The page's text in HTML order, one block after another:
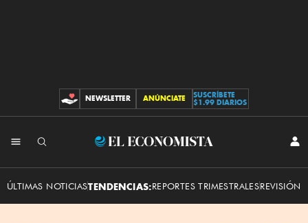
CONTRIBUCIONES
NEWSLETTER ANÚNCIATE
SUSCRÍBETE
$1.99 DIARIOS
El
ÚLTIMAS NOTICIASTENDENCIAS:REPORTES TRIMESTRALESREVISIÓN